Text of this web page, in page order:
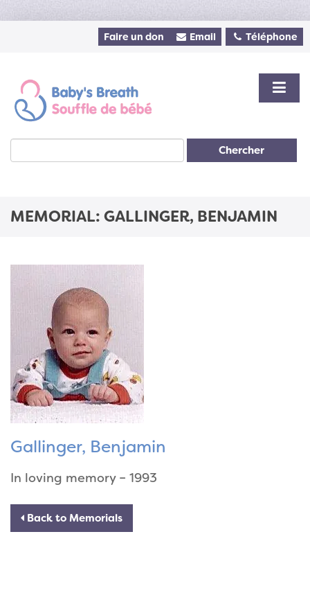
Faire un don Email Téléphone
Chercher
MEMORIAL: GALLINGER, BENJAMIN
Gallinger, Benjamin
In loving memory – 1993
Back to Memorials